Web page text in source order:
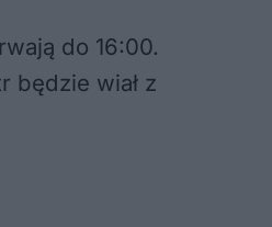
do 16:00.
będzie wiał z